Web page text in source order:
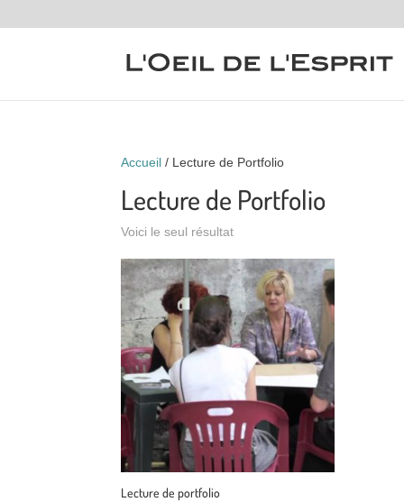
Accueil / Lecture de Portfolio
Lecture de Portfolio
Voici le seul résultat
Lecture de portfolio